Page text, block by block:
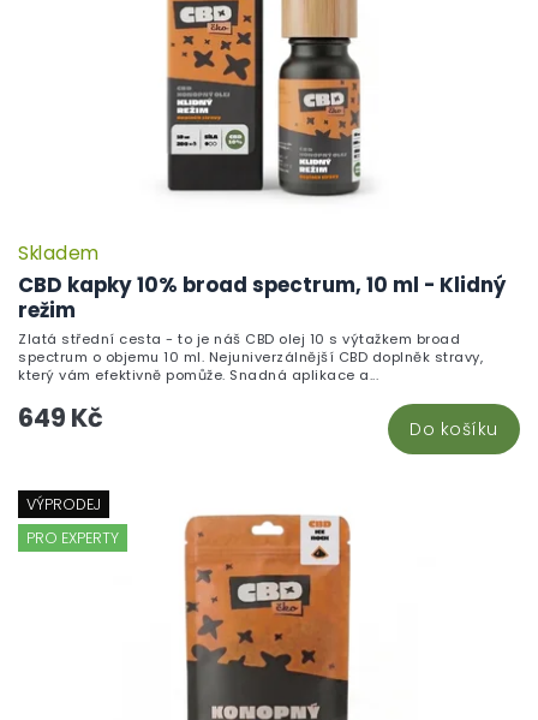
CBD kapky 10% broad spectrum, 10 ml - Klidný
režim
Skladem
649 Kč Do košíku
Zlatá střední cesta - to je náš CBD olej 10 s výtažkem broad
spectrum o objemu 10 ml. Nejuniverzálnější CBD doplněk stravy,
který vám efektivně pomůže. Snadná aplikace a...
VÝPRODEJ
PRO EXPERTY